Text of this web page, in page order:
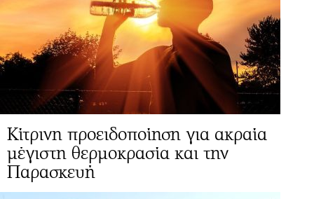
Κίτρινη προειδοποίηση για ακραία
μέγιστη θερμοκρασία και την
Παρασκευή